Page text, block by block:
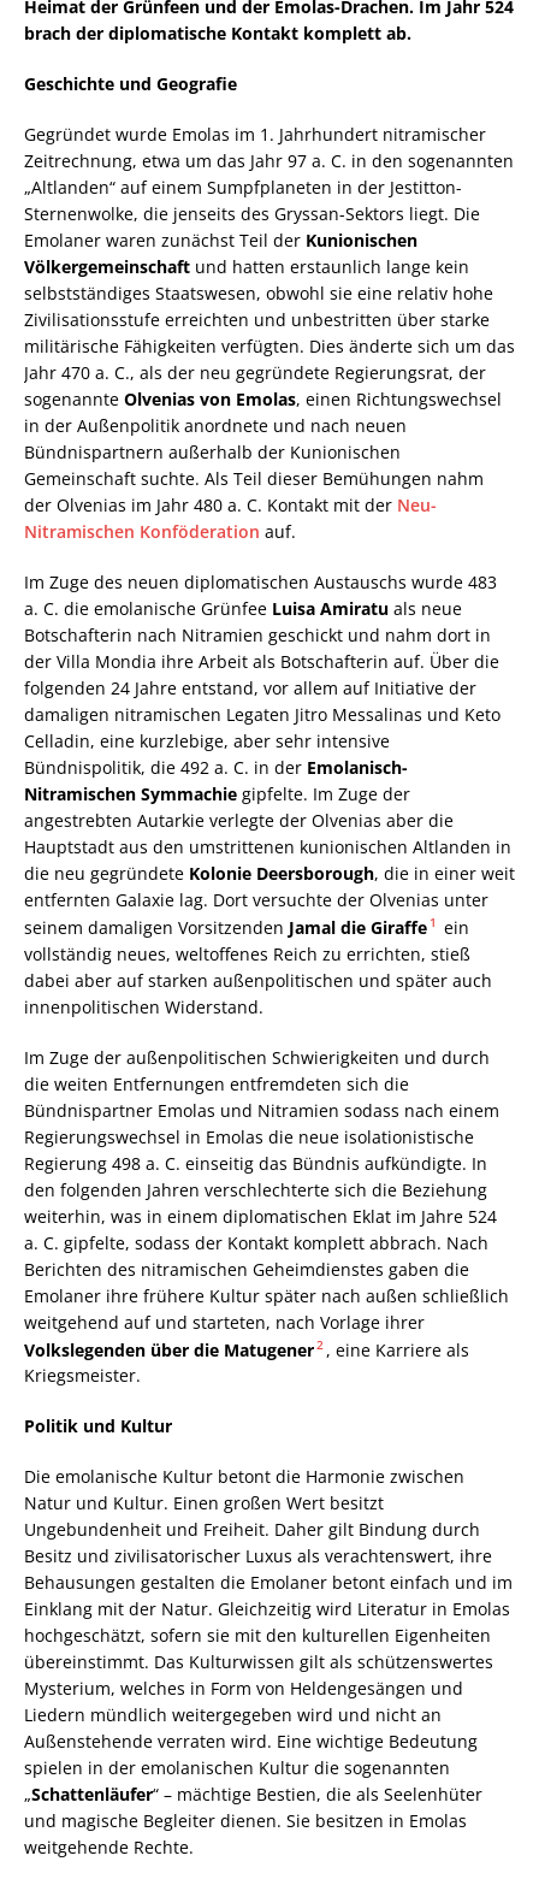
Heimat der Grünfeen und der Emolas-Drachen. Im Jahr 524
brach der diplomatische Kontakt komplett ab.
Geschichte und Geografie
Gegründet wurde Emolas im 1. Jahrhundert nitramischer
Zeitrechnung, etwa um das Jahr 97 a. C. in den sogenannten
„Altlanden“ auf einem Sumpfplaneten in der Jestitton-
Sternenwolke, die jenseits des Gryssan-Sektors liegt. Die
Emolaner waren zunächst Teil der Kunionischen
Völkergemeinschaft und hatten erstaunlich lange kein
selbstständiges Staatswesen, obwohl sie eine relativ hohe
Zivilisationsstufe erreichten und unbestritten über starke
militärische Fähigkeiten verfügten. Dies änderte sich um das
Jahr 470 a. C., als der neu gegründete Regierungsrat, der
sogenannte Olvenias von Emolas, einen Richtungswechsel
in der Außenpolitik anordnete und nach neuen
Bündnispartnern außerhalb der Kunionischen
Gemeinschaft suchte. Als Teil dieser Bemühungen nahm
der Olvenias im Jahr 480 a. C. Kontakt mit der Neu-
Nitramischen Konföderation auf.
Im Zuge des neuen diplomatischen Austauschs wurde 483
a. C. die emolanische Grünfee Luisa Amiratu als neue
Botschafterin nach Nitramien geschickt und nahm dort in
der Villa Mondia ihre Arbeit als Botschafterin auf. Über die
folgenden 24 Jahre entstand, vor allem auf Initiative der
damaligen nitramischen Legaten Jitro Messalinas und Keto
Celladin, eine kurzlebige, aber sehr intensive
Bündnispolitik, die 492 a. C. in der Emolanisch-
Nitramischen Symmachie gipfelte. Im Zuge der
angestrebten Autarkie verlegte der Olvenias aber die
Hauptstadt aus den umstrittenen kunionischen Altlanden in
die neu gegründete Kolonie Deersborough, die in einer weit
entfernten Galaxie lag. Dort versuchte der Olvenias unter
seinem damaligen Vorsitzenden Jamal die Giraffe 1 ein
vollständig neues, weltoffenes Reich zu errichten, stieß
dabei aber auf starken außenpolitischen und später auch
innenpolitischen Widerstand.
Im Zuge der außenpolitischen Schwierigkeiten und durch
die weiten Entfernungen entfremdeten sich die
Bündnispartner Emolas und Nitramien sodass nach einem
Regierungswechsel in Emolas die neue isolationistische
Regierung 498 a. C. einseitig das Bündnis aufkündigte. In
den folgenden Jahren verschlechterte sich die Beziehung
weiterhin, was in einem diplomatischen Eklat im Jahre 524
a. C. gipfelte, sodass der Kontakt komplett abbrach. Nach
Berichten des nitramischen Geheimdienstes gaben die
Emolaner ihre frühere Kultur später nach außen schließlich
weitgehend auf und starteten, nach Vorlage ihrer
Volkslegenden über die Matugener2 , eine Karriere als
Kriegsmeister.
Politik und Kultur
Die emolanische Kultur betont die Harmonie zwischen
Natur und Kultur. Einen großen Wert besitzt
Ungebundenheit und Freiheit. Daher gilt Bindung durch
Besitz und zivilisatorischer Luxus als verachtenswert, ihre
Behausungen gestalten die Emolaner betont einfach und im
Einklang mit der Natur. Gleichzeitig wird Literatur in Emolas
hochgeschätzt, sofern sie mit den kulturellen Eigenheiten
übereinstimmt. Das Kulturwissen gilt als schützenswertes
Mysterium, welches in Form von Heldengesängen und
Liedern mündlich weitergegeben wird und nicht an
Außenstehende verraten wird. Eine wichtige Bedeutung
spielen in der emolanischen Kultur die sogenannten
„Schattenläufer“ – mächtige Bestien, die als Seelenhüter
und magische Begleiter dienen. Sie besitzen in Emolas
weitgehende Rechte.